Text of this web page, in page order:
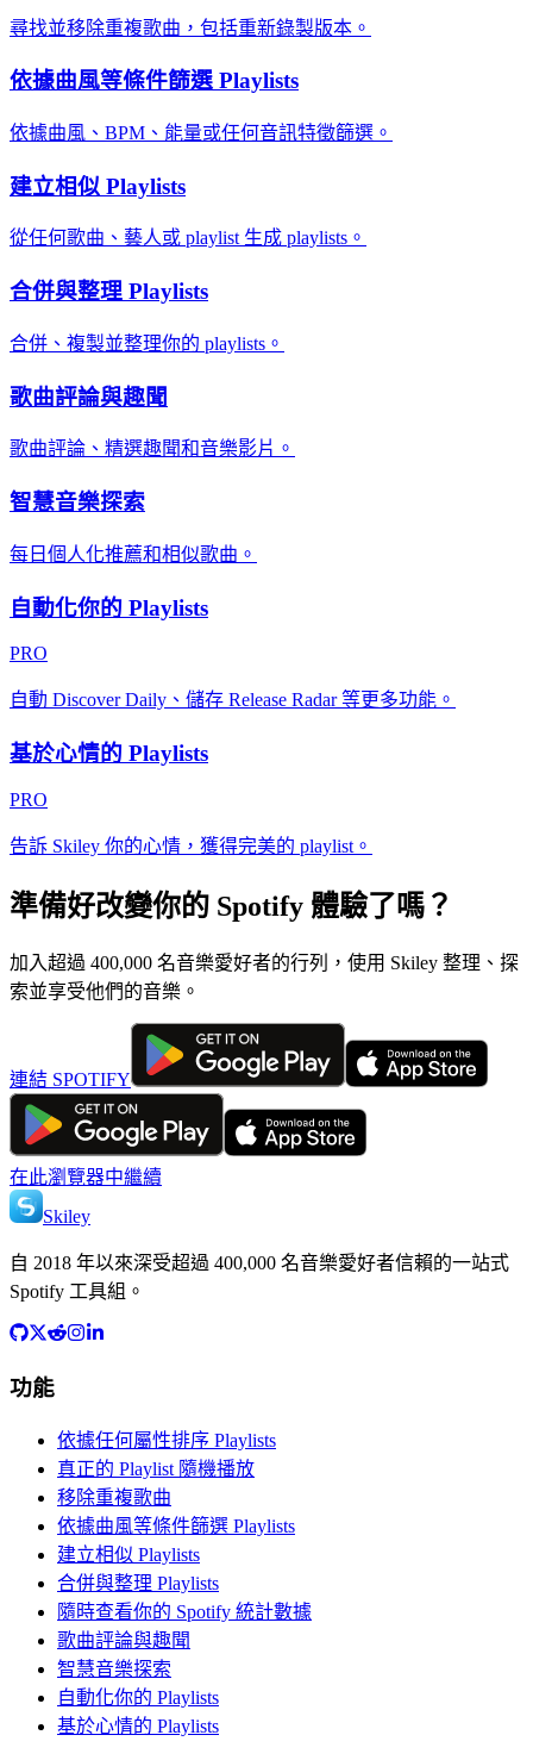
尋找並移除重複歌曲，包括重新錄製版本。
依據曲風等條件篩選 Playlists
依據曲風、BPM、能量或任何音訊特徵篩選。
建立相似 Playlists
從任何歌曲、藝人或 playlist 生成 playlists。
合併與整理 Playlists
合併、複製並整理你的 playlists。
歌曲評論與趣聞
歌曲評論、精選趣聞和音樂影片。
智慧音樂探索
每日個人化推薦和相似歌曲。
自動化你的 Playlists
PRO
自動 Discover Daily、儲存 Release Radar 等更多功能。
基於心情的 Playlists
PRO
告訴 Skiley 你的心情，獲得完美的 playlist。
準備好改變你的 Spotify 體驗了嗎？
加入超過 400,000 名音樂愛好者的行列，使用 Skiley 整理、探
索並享受他們的音樂。
連結 SPOTIFY
在此瀏覽器中繼續
Skiley
自 2018 年以來深受超過 400,000 名音樂愛好者信賴的一站式
Spotify 工具組。
功能
依據任何屬性排序 Playlists
真正的 Playlist 隨機播放
移除重複歌曲
依據曲風等條件篩選 Playlists
建立相似 Playlists
合併與整理 Playlists
隨時查看你的 Spotify 統計數據
歌曲評論與趣聞
智慧音樂探索
自動化你的 Playlists
基於心情的 Playlists